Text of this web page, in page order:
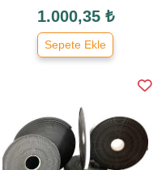
1.000,35 ₺
Sepete Ekle